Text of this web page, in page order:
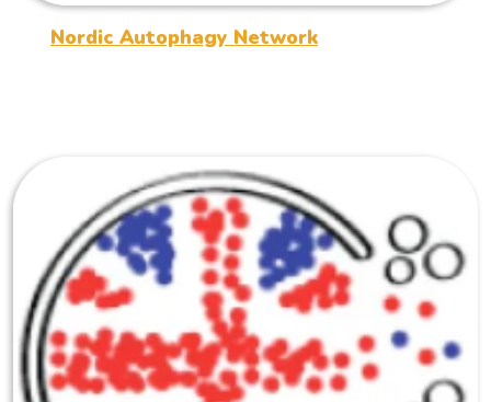
Nordic Autophagy Network